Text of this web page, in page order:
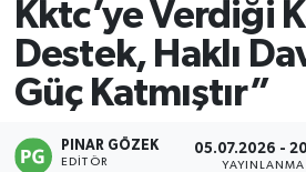
Kktc’ye Verdiği
Destek, Haklı
Güç Katmıştır”
PINAR GÖZEK
EDITÖR
05.07.2026 -
YAYINLANMA